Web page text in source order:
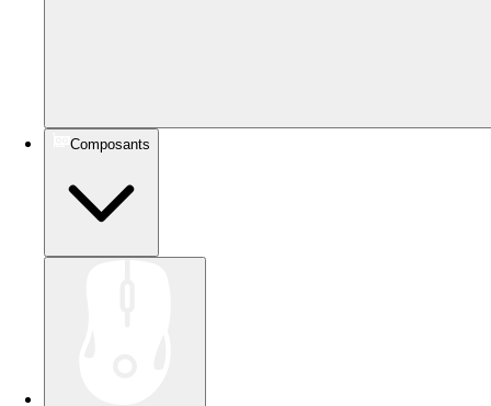
Composants